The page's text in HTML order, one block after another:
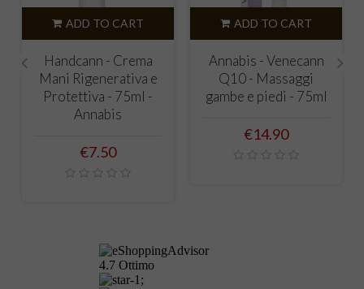
ADD TO CART
Handcann - Crema
Mani Rigenerativa e
Protettiva - 75ml -
Annabis
Price
€7.50
ADD TO CART
Annabis - Venecann
Q10 - Massaggi
gambe e piedi - 75ml
Price
€14.90